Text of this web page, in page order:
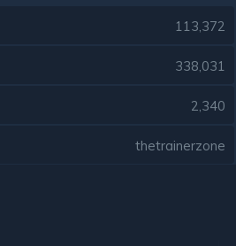
113,372
338,031
2,340
thetrainerzone